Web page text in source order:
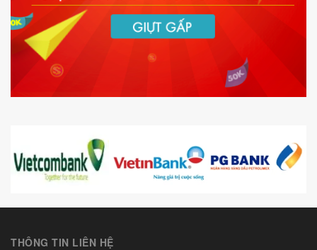
THÔNG TIN LIÊN HỆ